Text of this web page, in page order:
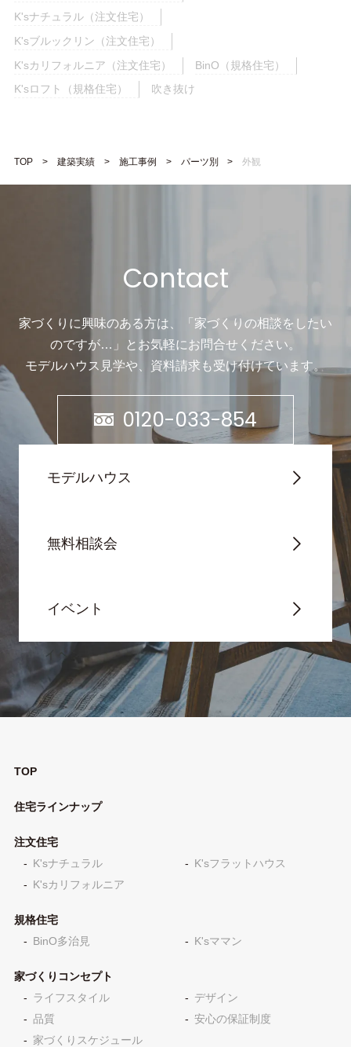
K'sナチュラル（注文住宅）
K'sブルックリン（注文住宅）
K'sカリフォルニア（注文住宅）
BinO（規格住宅）
K'sロフト（規格住宅）
吹き抜け
TOP 建築実績 施工事例 パーツ別 外観
Contact
家づくりに興味のある方は、「家づくりの相談をしたい
のですが…」と お気軽にお問合せください。
モデルハウス見学や、資料請求も受け付けています。
0120-033-854
モデルハウス
無料相談会
イベント
TOP
住宅ラインナップ
注文住宅
K'sナチュラル
K'sフラットハウス
K'sカリフォルニア
規格住宅
BinO多治見
K'sママン
家づくりコンセプト
ライフスタイル
デザイン
品質
安心の保証制度
家づくりスケジュール